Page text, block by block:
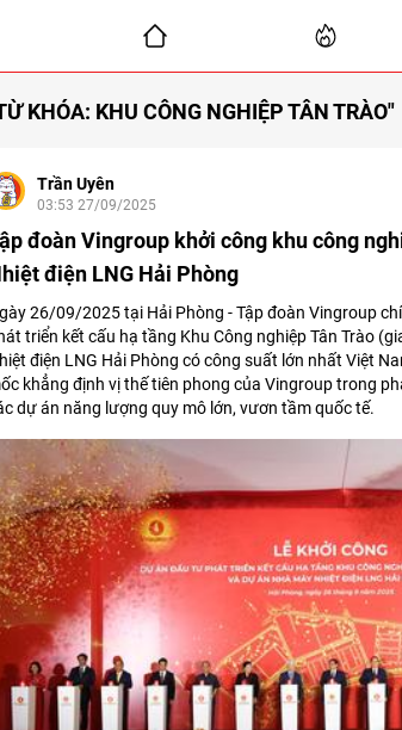
KHÓA: KHU CÔNG NGHIỆP TÂN TRÀO"
Trần Uyên
03:53 27/09/2025
đoàn Vingroup khởi công khu công
điện LNG Hải Phòng
26/09/2025 tại Hải Phòng - Tập đoàn Vingroup
triển kết cấu hạ tầng Khu Công nghiệp Tân Trào
điện LNG Hải Phòng có công suất lớn nhất Việt
khẳng định vị thế tiên phong của Vingroup trong
dự án năng lượng quy mô lớn, vươn tầm quốc tế.